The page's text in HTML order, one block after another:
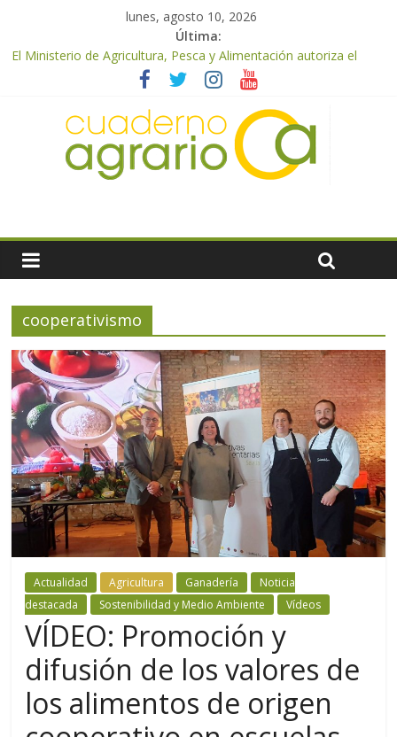
lunes, agosto 10, 2026
Última:
El Ministerio de Agricultura, Pesca y Alimentación autoriza el
pago de 85 millones adicionales de ayudas de la PAC de
remanentes disponibles
El Ministerio de Agricultura, Pesca y Alimentación otorga los
premios Alimentos de España a los mejores quesos 2026
UPA Granada advierte de una vendimia marcada por el
desplome de la demanda, que obligará a muchos viticultores a
seguridad y la transparencia del sector
ASAJA Almería: las primeras recolecciones de almendra
meteorológicas y la incertidumbre en los precios
cooperativismo
Actualidad Agricultura Ganadería
Noticia
destacada
Sostenibilidad y Medio Ambiente Vídeos
VÍDEO: Promoción y
difusión de los valores de
los alimentos de origen